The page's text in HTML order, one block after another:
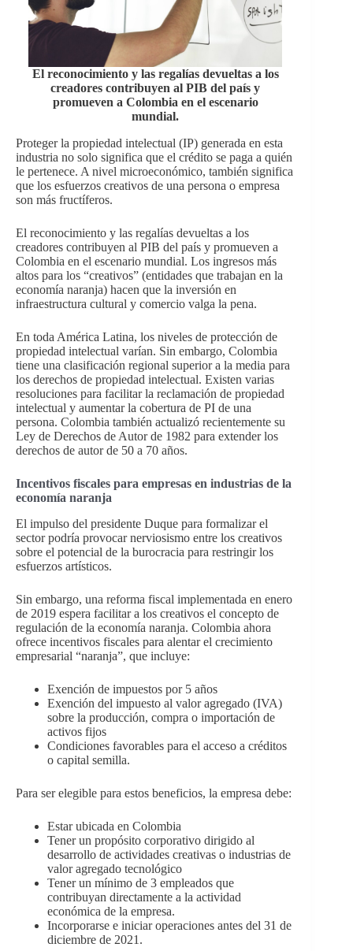
El reconocimiento y las regalías devueltas a los
creadores contribuyen al PIB del país y
promueven a Colombia en el escenario
mundial.
Proteger la propiedad intelectual (IP) generada en esta
industria no solo significa que el crédito se paga a quién
le pertenece. A nivel microeconómico, también significa
que los esfuerzos creativos de una persona o empresa
son más fructíferos.
El reconocimiento y las regalías devueltas a los
creadores contribuyen al PIB del país y promueven a
Colombia en el escenario mundial. Los ingresos más
altos para los “creativos” (entidades que trabajan en la
economía naranja) hacen que la inversión en
infraestructura cultural y comercio valga la pena.
En toda América Latina, los niveles de protección de
propiedad intelectual varían. Sin embargo, Colombia
tiene una clasificación regional superior a la media para
los derechos de propiedad intelectual. Existen varias
resoluciones para facilitar la reclamación de propiedad
intelectual y aumentar la cobertura de PI de una
persona. Colombia también actualizó recientemente su
Ley de Derechos de Autor de 1982 para extender los
derechos de autor de 50 a 70 años.
Incentivos fiscales para empresas en industrias de la
economía naranja
El impulso del presidente Duque para formalizar el
sector podría provocar nerviosismo entre los creativos
sobre el potencial de la burocracia para restringir los
esfuerzos artísticos.
Sin embargo, una reforma fiscal implementada en enero
de 2019 espera facilitar a los creativos el concepto de
regulación de la economía naranja. Colombia ahora
ofrece incentivos fiscales para alentar el crecimiento
empresarial “naranja”, que incluye:
Exención de impuestos por 5 años
Exención del impuesto al valor agregado (IVA)
sobre la producción, compra o importación de
activos fijos
Condiciones favorables para el acceso a créditos
o capital semilla.
Para ser elegible para estos beneficios, la empresa debe:
Estar ubicada en Colombia
Tener un propósito corporativo dirigido al
desarrollo de actividades creativas o industrias de
valor agregado tecnológico
Tener un mínimo de 3 empleados que
contribuyan directamente a la actividad
económica de la empresa.
Incorporarse e iniciar operaciones antes del 31 de
diciembre de 2021.